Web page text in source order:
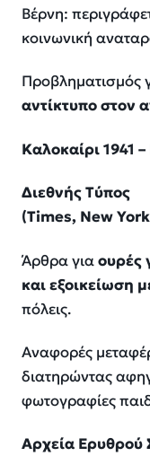
Βέρνη:
κοινωνική
Προβληματισμός
αντίκτυπο στον
Καλοκαίρι 1941
Διεθνής Τύπος
(Times, NewYork
Άρθρα γιαουρές
και εξοικείωση
πόλεις.
Αναφορές
διατηρώντας
φωτογραφίες
Αρχεία Ερυθρού